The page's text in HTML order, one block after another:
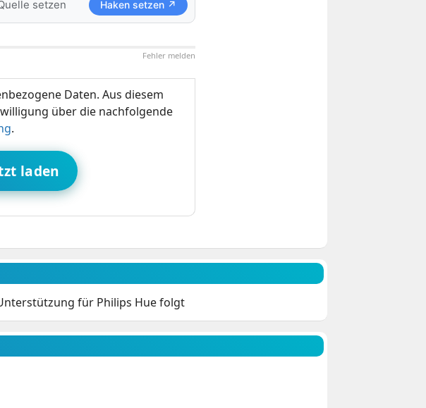
setzen Haken setzen ↗
Fehler melden
Daten. Aus diesem
über die nachfolgende
.
laden
für Philips Hue folgt